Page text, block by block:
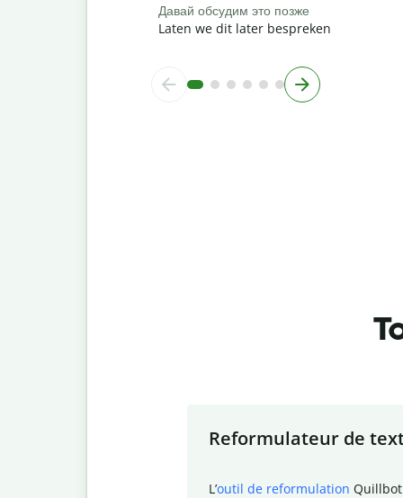
Давай обсудим это позже
Laten we dit later bespreken
Reformulateur de
L ’outil de reformulation